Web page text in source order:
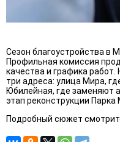
Сезон благоустройства в
Профильная комиссия
качества и графика
три адреса: улица Мира,
Юбилейная, где заменяют
этап реконструкции Парка
Подробный сюжет